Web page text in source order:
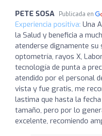
PETE SOSA Publicada en
Experiencia positiva: Una
la Salud y beneficia a
atenderse dignamente su
optometría, rayos X,
tecnología de punta a
atendido por el personal
vista y fue gratis, me
lastima que hasta la
tamaño, pero por lo
excelente, recomiendo